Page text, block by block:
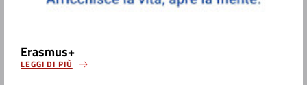
Erasmus+
LEGGI DI PIÙ